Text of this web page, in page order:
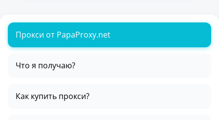
Прокси от PapaProxy.net
Что я получаю?
Как купить прокси?